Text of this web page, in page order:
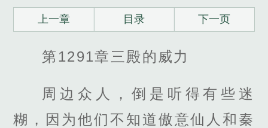
上一章 目录 下一页
第1291章三殿的威力
周边众人，倒是听得有些迷
糊，因为他们不知道傲意仙人和秦